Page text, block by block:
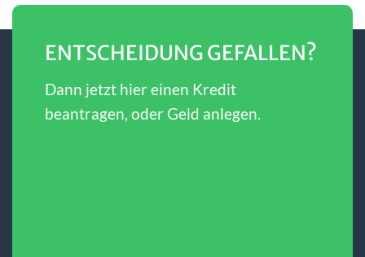
ENTSCHEIDUNG GEFALLEN?
Dann jetzt hier einen Kredit
beantragen, oder Geld anlegen.